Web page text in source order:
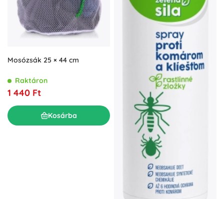
Mosózsák 25 × 44 cm
Raktáron
1 440 Ft
Kosárba